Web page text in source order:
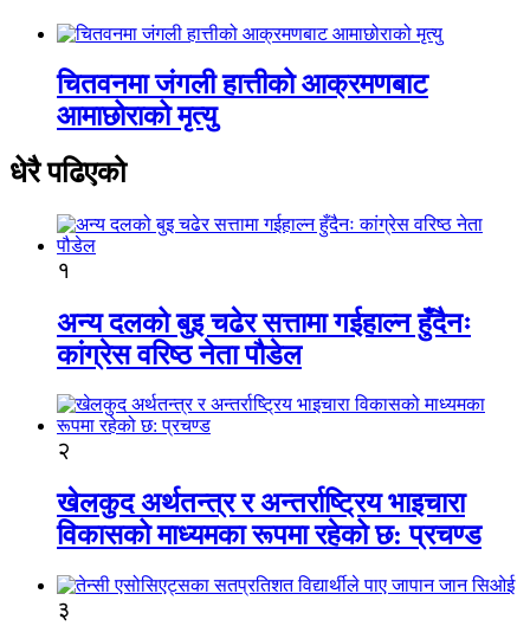
चितवनमा जंगली हात्तीको आक्रमणबाट
आमाछोराको मृत्यु
धेरै पढिएको
१
अन्य दलको बुइ चढेर सत्तामा गईहाल्न हुँदैनः
कांग्रेस वरिष्ठ नेता पौडेल
२
खेलकुद अर्थतन्त्र र अन्तर्राष्ट्रिय भाइचारा
विकासको माध्यमका रूपमा रहेको छ: प्रचण्ड
३